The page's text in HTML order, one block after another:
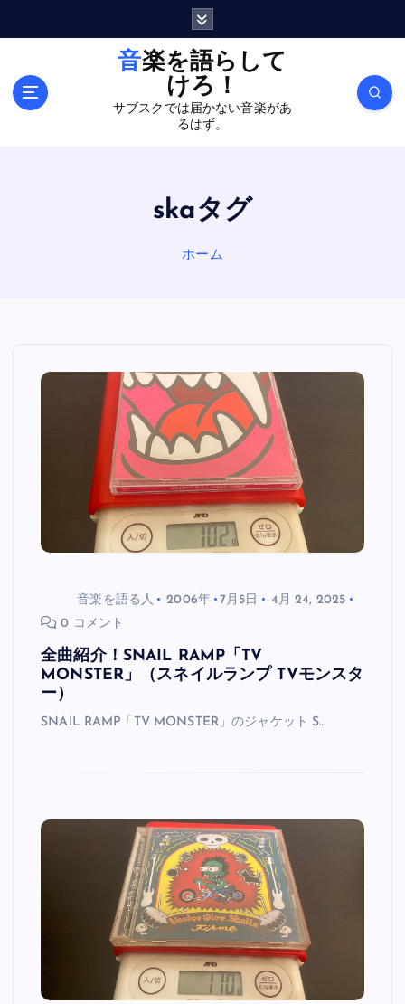
音楽を語らして
けろ！
サブスクでは届かない音楽があ
るはず。
skaタグ
ホーム
音楽を語る人 2006年 7月5日
4月 24, 2025
0 コメント
全曲紹介！SNAIL RAMP「TV
MONSTER」（スネイルランプ TVモンスタ
ー）
SNAIL RAMP「TV MONSTER」のジャケット S…